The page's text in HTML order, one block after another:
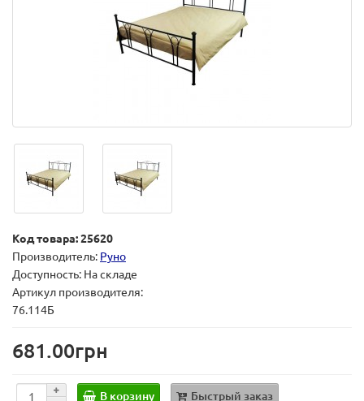
Код товара: 25620
Производитель: Руно
Доступность: На складе
Артикул производителя:
76.114Б
681.00грн
В корзину Быстрый заказ